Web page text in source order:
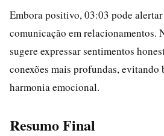
Embora positivo, 03:03 pode alertar
comunicação em relacionamentos.
sugere expressar sentimentos
conexões mais profundas,
harmonia emocional.
Resumo Final